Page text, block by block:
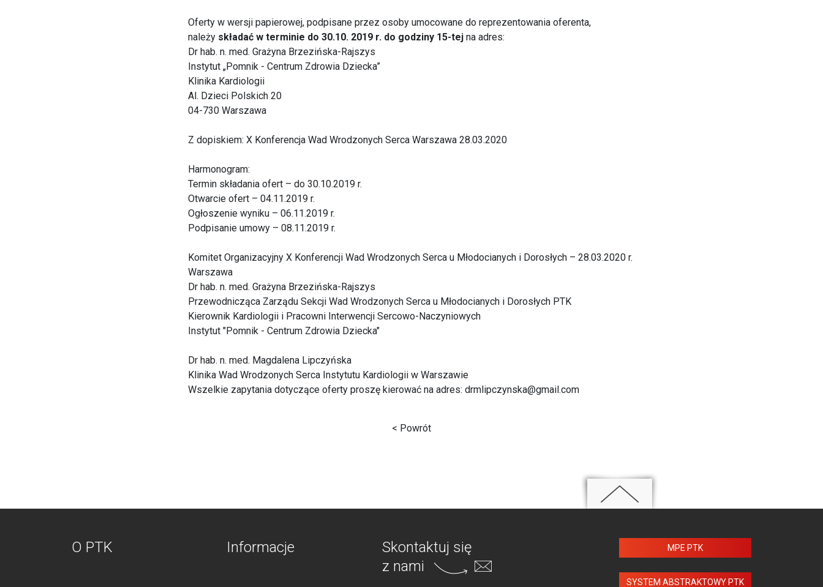
Oferty w wersji papierowej, podpisane przez osoby umocowane do reprezentowania oferenta,
należy składać w terminie do 30.10. 2019 r. do godziny 15-tej na adres:
Dr hab. n. med. Grażyna Brzezińska-Rajszys
Instytut „Pomnik - Centrum Zdrowia Dziecka”
Klinika Kardiologii
Al. Dzieci Polskich 20
04-730 Warszawa
Z dopiskiem: X Konferencja Wad Wrodzonych Serca Warszawa 28.03.2020
Harmonogram:
Termin składania ofert – do 30.10.2019 r.
Otwarcie ofert – 04.11.2019 r.
Ogłoszenie wyniku – 06.11.2019 r.
Podpisanie umowy – 08.11.2019 r.
Komitet Organizacyjny X Konferencji Wad Wrodzonych Serca u Młodocianych i Dorosłych – 28.03.2020 r.
Warszawa
Dr hab. n. med. Grażyna Brzezińska-Rajszys
Przewodnicząca Zarządu Sekcji Wad Wrodzonych Serca u Młodocianych i Dorosłych PTK
Kierownik Kardiologii i Pracowni Interwencji Sercowo-Naczyniowych
Instytut "Pomnik - Centrum Zdrowia Dziecka"
Dr hab. n. med. Magdalena Lipczyńska
Klinika Wad Wrodzonych Serca Instytutu Kardiologii w Warszawie
Wszelkie zapytania dotyczące oferty proszę kierować na adres: drmlipczynska@gmail.com
< Powrót
O PTK Informacje
Skontaktuj się
z nami
MPE PTK
SYSTEM ABSTRAKTOWY PTK